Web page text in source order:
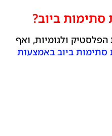
ביוב?
ולגומיות, ואף
ביוב באמצעות